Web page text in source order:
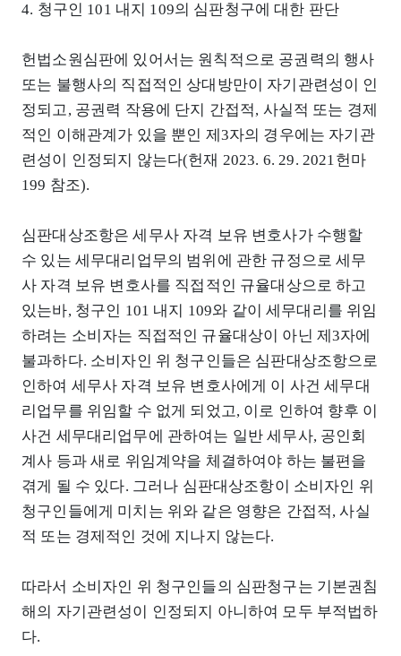
4. 청구인 101 내지 109의 심판청구에 대한 판단
헌법소원심판에 있어서는 원칙적으로 공권력의 행사
또는 불행사의 직접적인 상대방만이 자기관련성이 인
정되고, 공권력 작용에 단지 간접적, 사실적 또는 경제
적인 이해관계가 있을 뿐인 제3자의 경우에는 자기관
련성이 인정되지 않는다(헌재 2023. 6. 29. 2021헌마
199 참조).
심판대상조항은 세무사 자격 보유 변호사가 수행할
수 있는 세무대리업무의 범위에 관한 규정으로 세무
사 자격 보유 변호사를 직접적인 규율대상으로 하고
있는바, 청구인 101 내지 109와 같이 세무대리를 위임
하려는 소비자는 직접적인 규율대상이 아닌 제3자에
불과하다. 소비자인 위 청구인들은 심판대상조항으로
인하여 세무사 자격 보유 변호사에게 이 사건 세무대
리업무를 위임할 수 없게 되었고, 이로 인하여 향후 이
사건 세무대리업무에 관하여는 일반 세무사, 공인회
계사 등과 새로 위임계약을 체결하여야 하는 불편을
겪게 될 수 있다. 그러나 심판대상조항이 소비자인 위
청구인들에게 미치는 위와 같은 영향은 간접적, 사실
적 또는 경제적인 것에 지나지 않는다.
따라서 소비자인 위 청구인들의 심판청구는 기본권침
해의 자기관련성이 인정되지 아니하여 모두 부적법하
다.